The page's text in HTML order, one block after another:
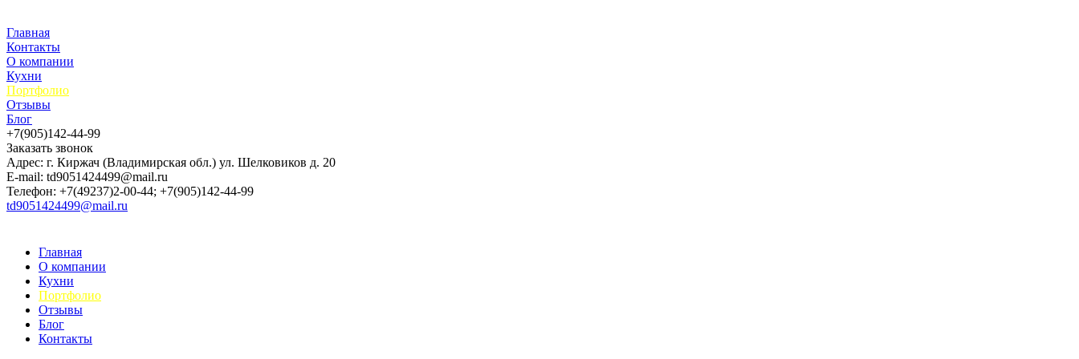
Главная
Контакты
О компании
Кухни
Портфолио
Отзывы
Блог
+7(905)142-44-99
Заказать звонок
Адрес: г. Киржач (Владимирская обл.) ул. Шелковиков д. 20
E-mail: td9051424499@mail.ru
Телефон: +7(49237)2-00-44; +7(905)142-44-99
td9051424499@mail.ru
Главная
О компании
Кухни
Портфолио
Отзывы
Блог
Контакты